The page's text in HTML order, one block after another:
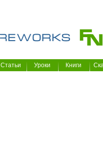
Статьи Уроки Книги